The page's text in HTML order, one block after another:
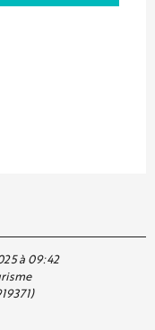
à 09:42
)